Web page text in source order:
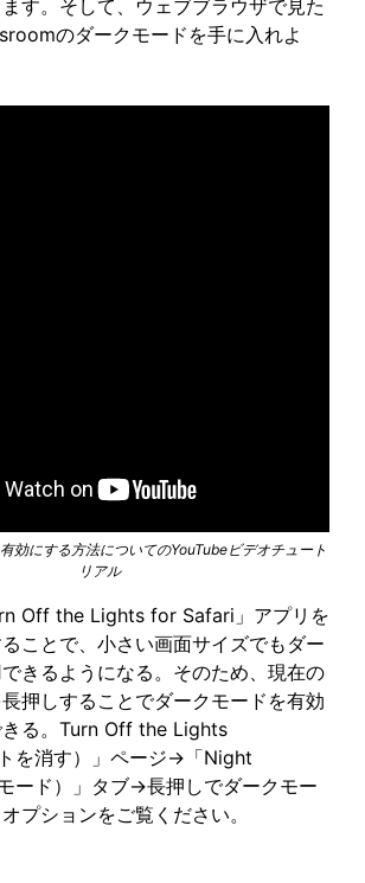
す。そして、ウェブブラウザで見た
のダークモードを手に入れよ
効にする方法についてのYouTubeビデオチュート
リアル
Off the Lights for Safari」アプリを
ことで、小さい画面サイズでもダー
きるようになる。そのため、現在の
押しすることでダークモードを有効
きる。Turn Off the Lights
を消す）」ページ→「Night
ード）」タブ→長押しでダークモー
プションをご覧ください。